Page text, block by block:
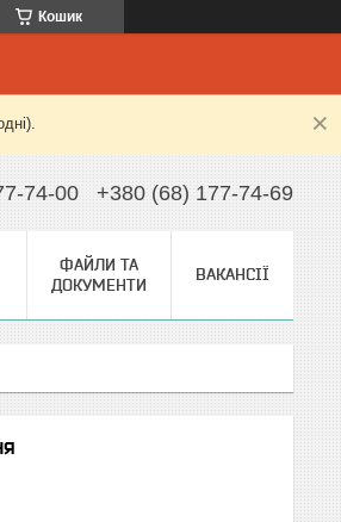
Кошик
74-00 +380 (68) 177-74-69
ФАЙЛИ ТА
ДОКУМЕНТИ
ВАКАНСІЇ